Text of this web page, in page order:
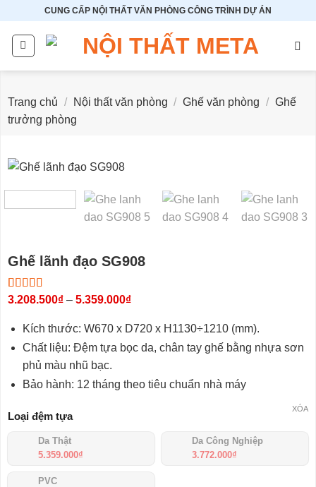
dung
CUNG CẤP NỘI THẤT VĂN PHÒNG CÔNG TRÌNH DỰ ÁN
Trang chủ / Nội thất văn phòng / Ghế văn phòng / Ghế
trưởng phòng
Ghế lãnh đạo SG908
5.00trên 5
2
đánh giá
3.208.500₫ – 5.359.000₫Khoảng
từ
3.208.500₫
đến
5.359.000₫
Kích thước: W670 x D720 x H1130÷1210 (mm).
Chất liệu: Đệm tựa bọc da, chân tay ghế bằng nhựa sơn
phủ màu nhũ bạc.
Bảo hành: 12 tháng theo tiêu chuẩn nhà máy
Loại đệm tựa
Da Thật
5.359.000₫
Da Công Nghiệp
3.772.000₫
PVC
XÓA